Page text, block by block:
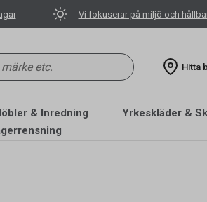
Vi fokuserar på miljö och
Hitta
& Inredning Yrkeskläder &